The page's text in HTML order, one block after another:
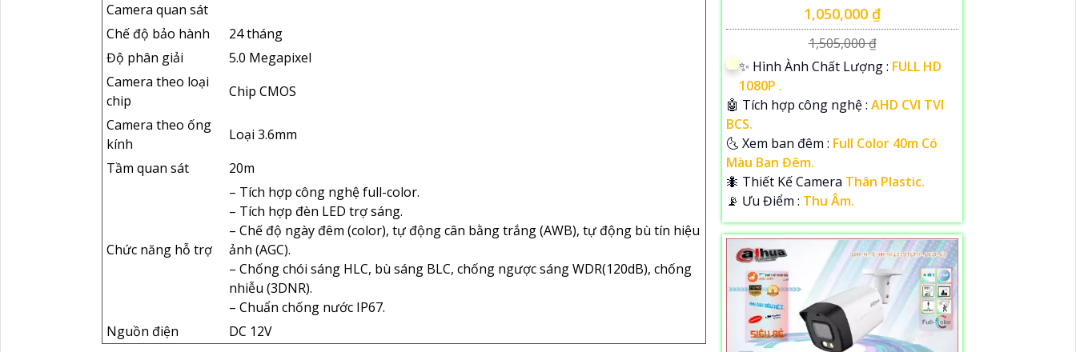
Camera quan sát
Chế độ bảo hành
24 tháng
Độ phân giải
5.0 Megapixel
Camera theo loại
chip
Chip CMOS
Camera theo ống
kính
Loại 3.6mm
Tầm quan sát
20m
Chức năng hỗ trợ
– Tích hợp công nghệ full-color.
– Tích hợp đèn LED trợ sáng.
– Chế độ ngày đêm (color), tự động cân bằng trắng (AWB), tự động bù tín hiệu
ảnh (AGC).
– Chống chói sáng HLC, bù sáng BLC, chống ngược sáng WDR(120dB), chống
nhiễu (3DNR).
– Chuẩn chống nước IP67.
Nguồn điện
DC 12V
1,050,000 ₫
1,505,000 ₫
✨ Hình Ành Chất Lượng : FULL HD
1080P .
🤖️ Tích hợp công nghệ : AHD CVI TVI
BCS.
🌜 Xem ban đêm : Full Color 40m Có
Màu Ban Đêm.
🐜 Thiết Kế Camera Thân Plastic.
️📡 Ưu Điểm : Thu Âm.